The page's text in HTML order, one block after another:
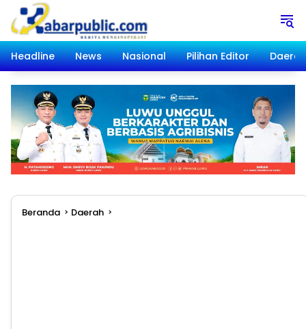
Langsung
konten
Headline
News Nasional Pilihan Editor Daerah
Beranda Daerah